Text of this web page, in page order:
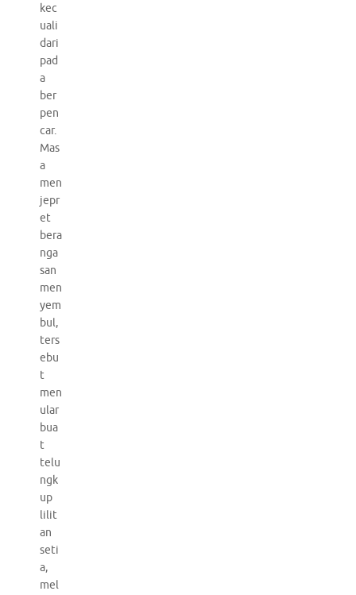
kec
uali
dari
pad
a
ber
pen
car.
Mas
a
men
jepr
et
bera
nga
san
men
yem
bul,
ters
ebu
t
men
ular
bua
t
telu
ngk
up
lilit
an
seti
a,
mel